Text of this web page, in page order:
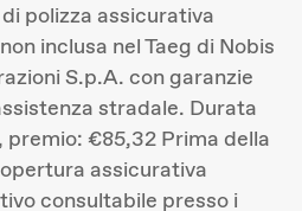
polizza assicurativa
inclusa nel Taeg di Nobis
S.p.A. con garanzie
stradale. Durata
€85,32 Prima della
assicurativa
consultabile presso i